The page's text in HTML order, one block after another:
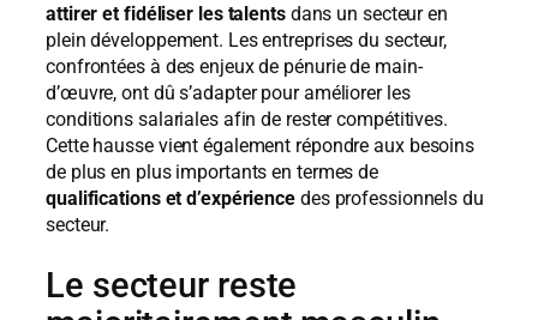
attirer et fidéliser les talentsdans un secteur en
plein développement. Les entreprises du secteur,
confrontées à des enjeux de pénurie de main-
d’œuvre, ont dû s’adapter pour améliorer les
conditions salariales afin de rester compétitives.
Cette hausse vient également répondre aux besoins
de plus en plus importants en termes de
qualifications et d’expérience des professionnels du
secteur.
Le secteur reste